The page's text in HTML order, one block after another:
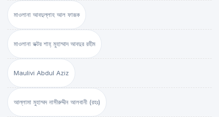
মাওলানা আবদুল্লাহ আল ফারূক
মাওলানা ডক্টর শাহ্‌ মুহাম্মাদ আবদুর রহীম
Maulivi Abdul Aziz
আল্লামা মুহাম্মদ নাসীরুদ্দীন আলবানী (রহঃ)